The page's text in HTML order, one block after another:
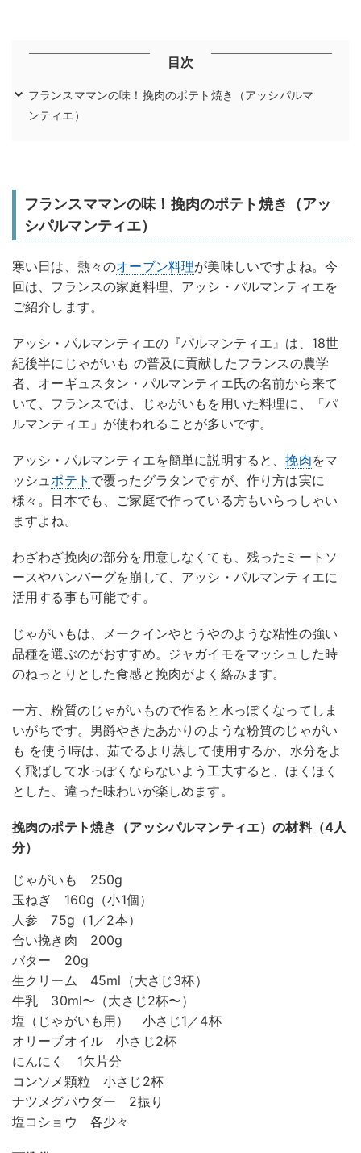
目次
フランスママンの味！挽肉のポテト焼き（アッシパルマ
ンティエ）
フランスママンの味！挽肉のポテト焼き（アッ
シパルマンティエ）
寒い日は、熱々のオーブン料理が美味しいですよね。今
回は、フランスの家庭料理、アッシ・パルマンティエを
ご紹介します。
アッシ・パルマンティエの『パルマンティエ』は、18世
紀後半にじゃがいも の普及に貢献したフランスの農学
者、オーギュスタン・パルマンティエ氏の名前から来て
いて、フランスでは、じゃがいもを用いた料理に、「パ
ルマンティエ」が使われることが多いです。
アッシ・パルマンティエを簡単に説明すると、挽肉をマ
ッシュポテト で覆ったグラタンですが、作り方は実に
様々。日本でも、ご家庭で作っている方もいらっしゃい
ますよね。
わざわざ挽肉の部分を用意しなくても、残ったミートソ
ースやハンバーグを崩して、アッシ・パルマンティエに
活用する事も可能です。
じゃがいもは、メークインやとうやのような粘性の強い
品種を選ぶのがおすすめ。ジャガイモをマッシュした時
のねっとりとした食感と挽肉がよく絡みます。
一方、粉質のじゃがいもので作ると水っぽくなってしま
いがちです。男爵やきたあかりのような粉質のじゃがい
も を使う時は、茹でるより蒸して使用するか、水分をよ
く飛ばして水っぽくならないよう工夫すると、ほくほく
とした、違った味わいが楽しめます。
挽肉のポテト焼き（アッシパルマンティエ）の材料（4人
分）
じゃがいも 250g
玉ねぎ 160g（小1個）
人参 75g（1／2本）
合い挽き肉 200g
バター 20g
生クリーム 45ml（大さじ3杯）
牛乳 30ml〜（大さじ2杯〜）
塩（じゃがいも用） 小さじ1／4杯
オリーブオイル 小さじ2杯
にんにく 1欠片分
コンソメ顆粒 小さじ2杯
ナツメグパウダー 2振り
塩コショウ 各少々